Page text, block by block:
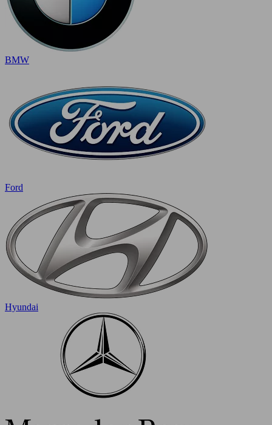
BMW
Ford
Hyundai